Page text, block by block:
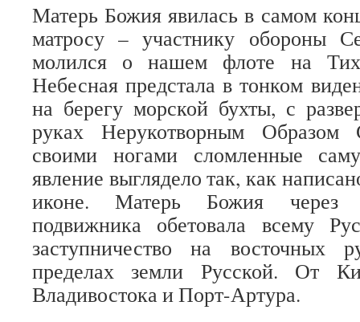
Матерь Божия явилась в самом
матросу – участнику обороны
молился о нашем флоте на
Небесная предстала в тонком
на берегу морской бухты, с
руках Нерукотворным Образом
своими ногами сломленные
явление выглядело так, как
иконе. Матерь Божия через
подвижника обетовала всему
заступничество на
пределах земли Русской. От
Владивостока и Порт-Артура.